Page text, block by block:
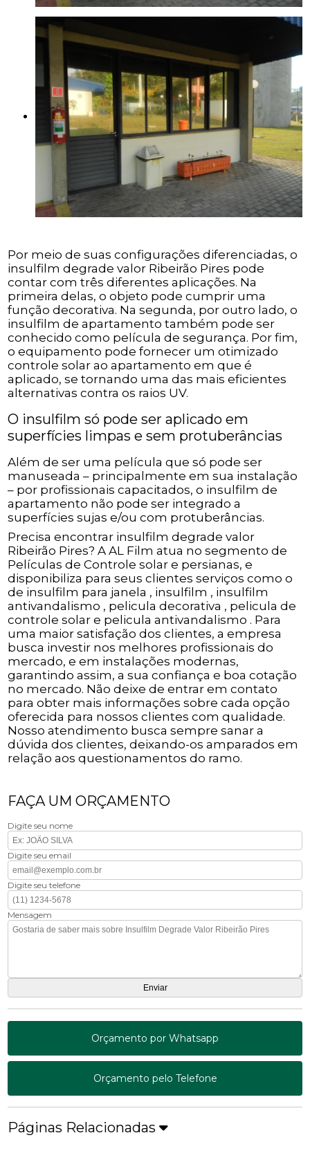
Por meio de suas configurações diferenciadas, o
insulfilm degrade valor Ribeirão Pires pode
contar com três diferentes aplicações. Na
primeira delas, o objeto pode cumprir uma
função decorativa. Na segunda, por outro lado, o
insulfilm de apartamento também pode ser
conhecido como película de segurança. Por fim,
o equipamento pode fornecer um otimizado
controle solar ao apartamento em que é
aplicado, se tornando uma das mais eficientes
alternativas contra os raios UV.
O insulfilm só pode ser aplicado em
superfícies limpas e sem protuberâncias
Além de ser uma película que só pode ser
manuseada – principalmente em sua instalação
– por profissionais capacitados, o insulfilm de
apartamento não pode ser integrado a
superfícies sujas e/ou com protuberâncias.
Precisa encontrar insulfilm degrade valor
Ribeirão Pires? A AL Film atua no segmento de
Películas de Controle solar e persianas, e
disponibiliza para seus clientes serviços como o
de insulfilm para janela , insulfilm , insulfilm
antivandalismo , pelicula decorativa , pelicula de
controle solar e pelicula antivandalismo . Para
uma maior satisfação dos clientes, a empresa
busca investir nos melhores profissionais do
mercado, e em instalações modernas,
garantindo assim, a sua confiança e boa cotação
no mercado. Não deixe de entrar em contato
para obter mais informações sobre cada opção
oferecida para nossos clientes com qualidade.
Nosso atendimento busca sempre sanar a
dúvida dos clientes, deixando-os amparados em
relação aos questionamentos do ramo.
FAÇA UM ORÇAMENTO
Digite seu nome
Digite seu email
Digite seu telefone
Mensagem
Orçamento por Whatsapp
Orçamento pelo Telefone
Páginas Relacionadas